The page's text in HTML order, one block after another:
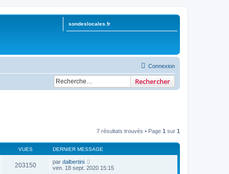
sondeslocales.fr
Connexion
Rechercher
7 résultats trouvés • Page 1 sur 1
VUES DERNIER MESSAGE
203150 par dalbertini
ven. 18 sept. 2020 15:15